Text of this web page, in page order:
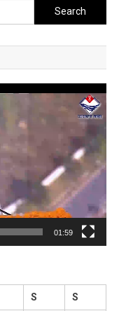
Search
for:
01:59
S S